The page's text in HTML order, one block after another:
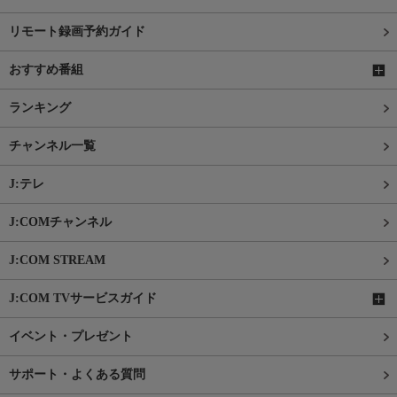
リモート録画予約ガイド
おすすめ番組
ランキング
チャンネル一覧
J:テレ
J:COMチャンネル
J:COM STREAM
J:COM TVサービスガイド
イベント・プレゼント
サポート・よくある質問